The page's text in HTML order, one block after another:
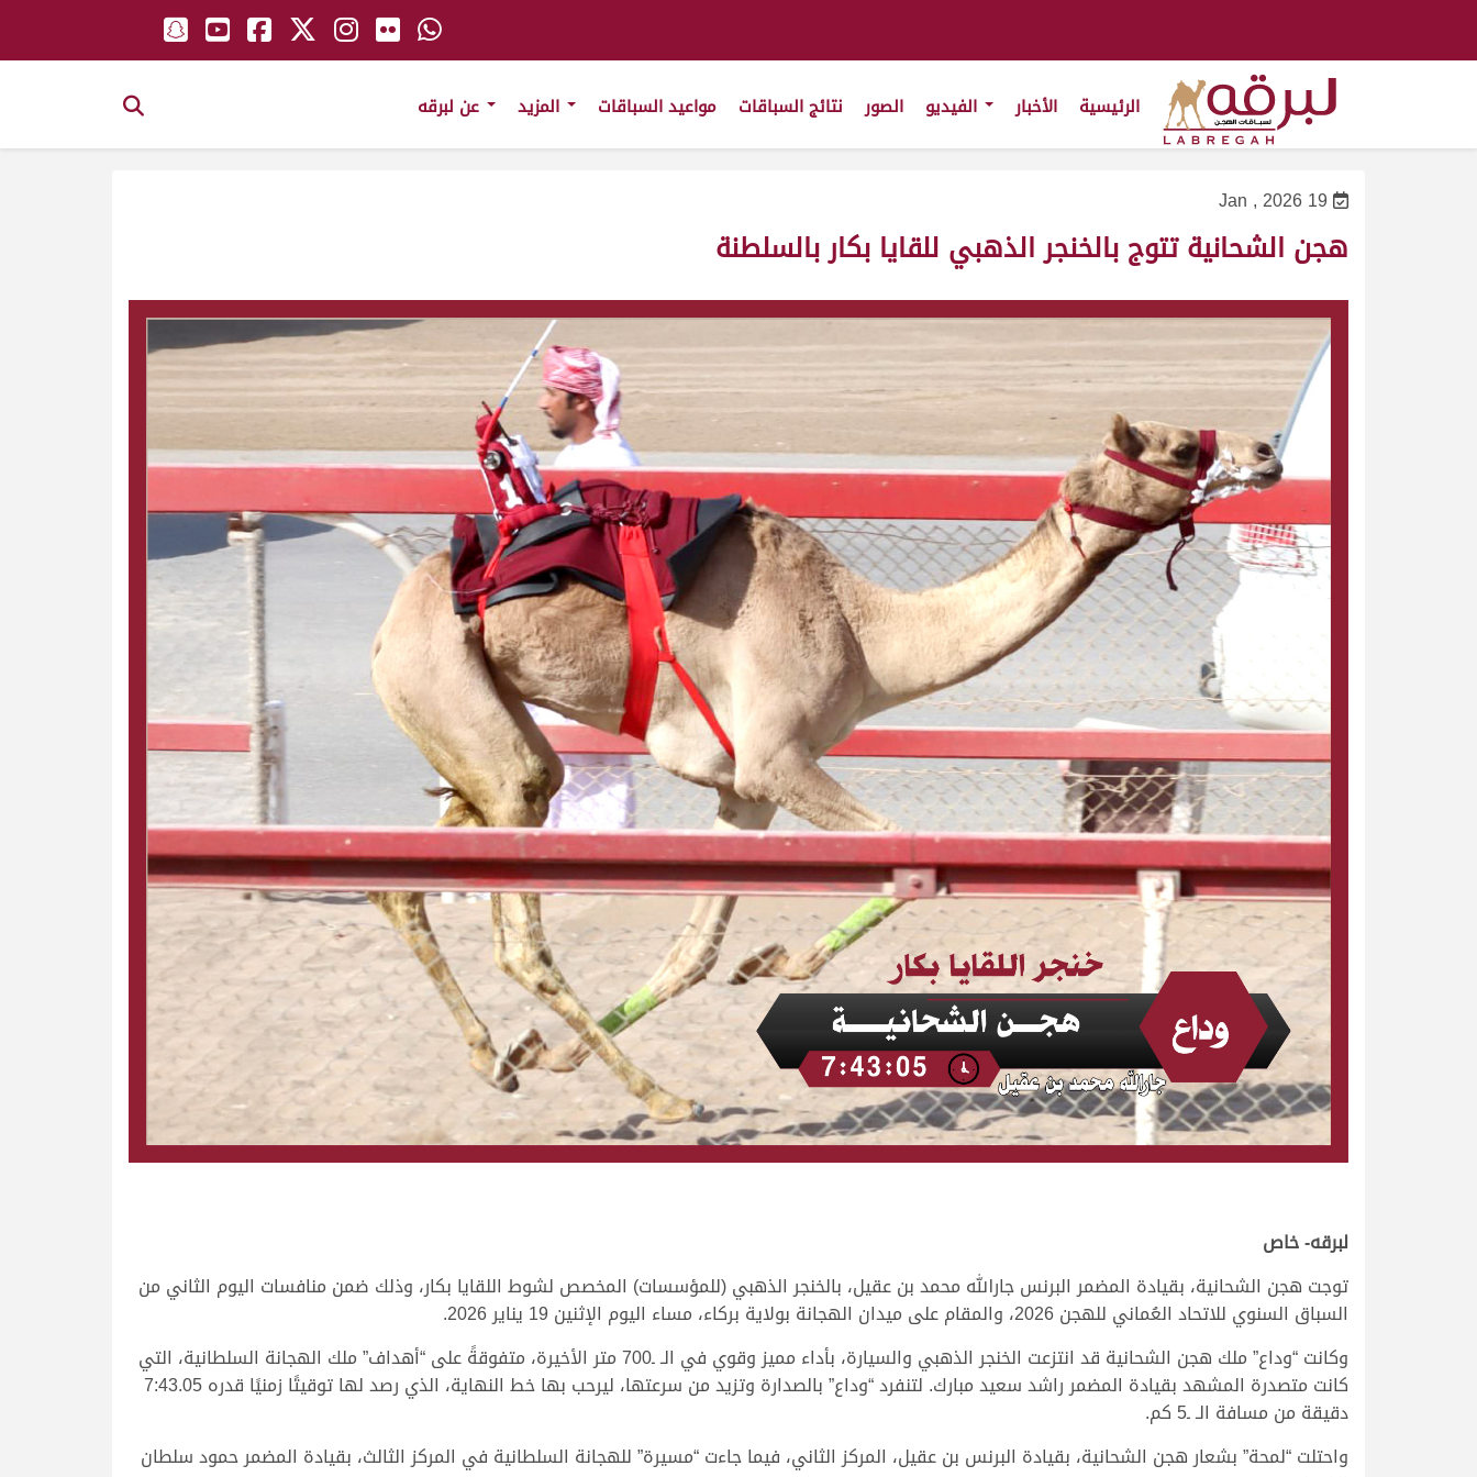
الرئيسية الأخبار الصور نتائج السباقات مواعيد السباقات
19 Jan , 2026
هجن الشحانية تتوج بالخنجر الذهبي للقايا بكار بالسلطنة
لبرقه- خاص
توجت هجن الشحانية، بقيادة المضمر البرنس جارالله محمد بن عقيل، بالخنجر الذهبي (للمؤسسات) المخصص لشوط اللقايا بكار، وذلك ضمن منافسات اليوم الثاني من
السباق السنوي للاتحاد العُماني للهجن 2026، والمقام على ميدان الهجانة بولاية بركاء، مساء اليوم الإثنين 19 يناير 2026.
وكانت “وداع” ملك هجن الشحانية قد انتزعت الخنجر الذهبي والسيارة، بأداء مميز وقوي في الـ ـ700 متر الأخيرة، متفوقةً على “أهداف” ملك الهجانة السلطانية، التي
كانت متصدرة المشهد بقيادة المضمر راشد سعيد مبارك. لتنفرد “وداع” بالصدارة وتزيد من سرعتها، ليرحب بها خط النهاية، الذي رصد لها توقيتًا زمنيًا قدره 7:43.05
دقيقة من مسافة الـ ـ5 كم.
واحتلت “لمحة” بشعار هجن الشحانية، بقيادة البرنس بن عقيل، المركز الثاني، فيما جاءت “مسيرة” للهجانة السلطانية في المركز الثالث، بقيادة المضمر حمود سلطان